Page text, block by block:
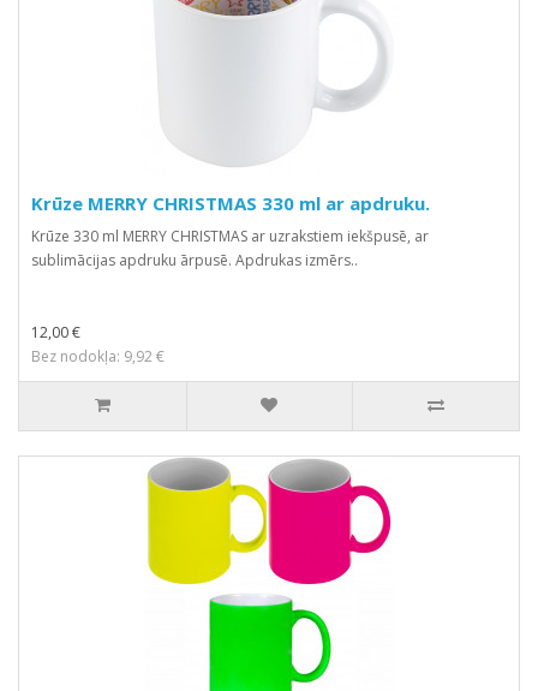
Krūze MERRY CHRISTMAS 330 ml ar apdruku.
Krūze 330 ml MERRY CHRISTMAS ar uzrakstiem iekšpusē, ar
sublimācijas apdruku ārpusē. Apdrukas izmērs..
12,00 €
Bez nodokļa: 9,92 €